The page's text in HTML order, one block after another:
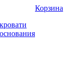
Корзина